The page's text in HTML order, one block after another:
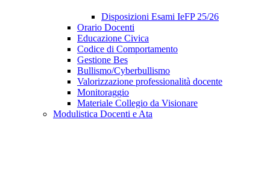
Disposizioni Esami IeFP 25/26
Orario Docenti
Educazione Civica
Codice di Comportamento
Gestione Bes
Bullismo/Cyberbullismo
Valorizzazione professionalità docente
Monitoraggio
Materiale Collegio da Visionare
Modulistica Docenti e Ata